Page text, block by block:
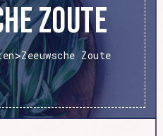
Zoute
>Zeeuwsche Zoute